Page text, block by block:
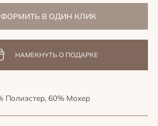
В ОДИН КЛИК
НАМЕКНУТЬ О ПОДАРКЕ
Полиэстер, 60% Мохер